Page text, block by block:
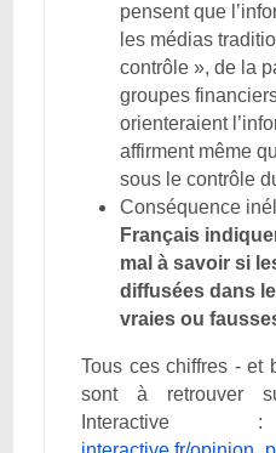
pensent que
les médias
contrôle », de la
groupes
orienteraient
affirment même
sous le contrôle
Conséquence
Français
mal à savoir si
diffusées dans
vraies ou
Tous ces chiffres - et
sont à retrouver